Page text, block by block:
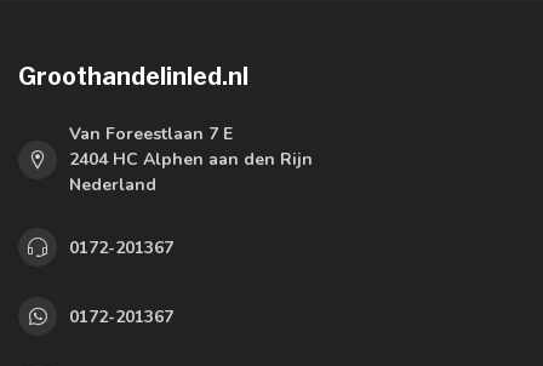
Groothandelinled.nl
Van Foreestlaan 7 E
2404 HC Alphen aan den Rijn
Nederland
0172-201367
0172-201367